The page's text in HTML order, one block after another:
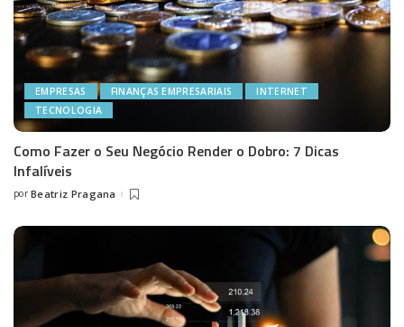
EMPRESAS FINANÇAS EMPRESARIAIS
INTERNET
TECNOLOGIA
Como Fazer o Seu Negócio Render o Dobro: 7 Dicas
Infalíveis
Posted
por Beatriz Pragana